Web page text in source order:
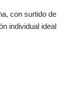
con surtido de
individual ideal